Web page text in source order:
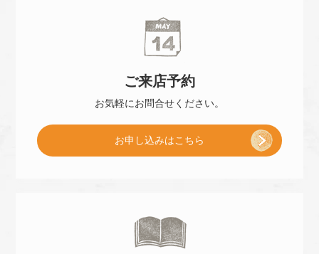
ご来店予約
お気軽にお問合せください。
お申し込みはこちら